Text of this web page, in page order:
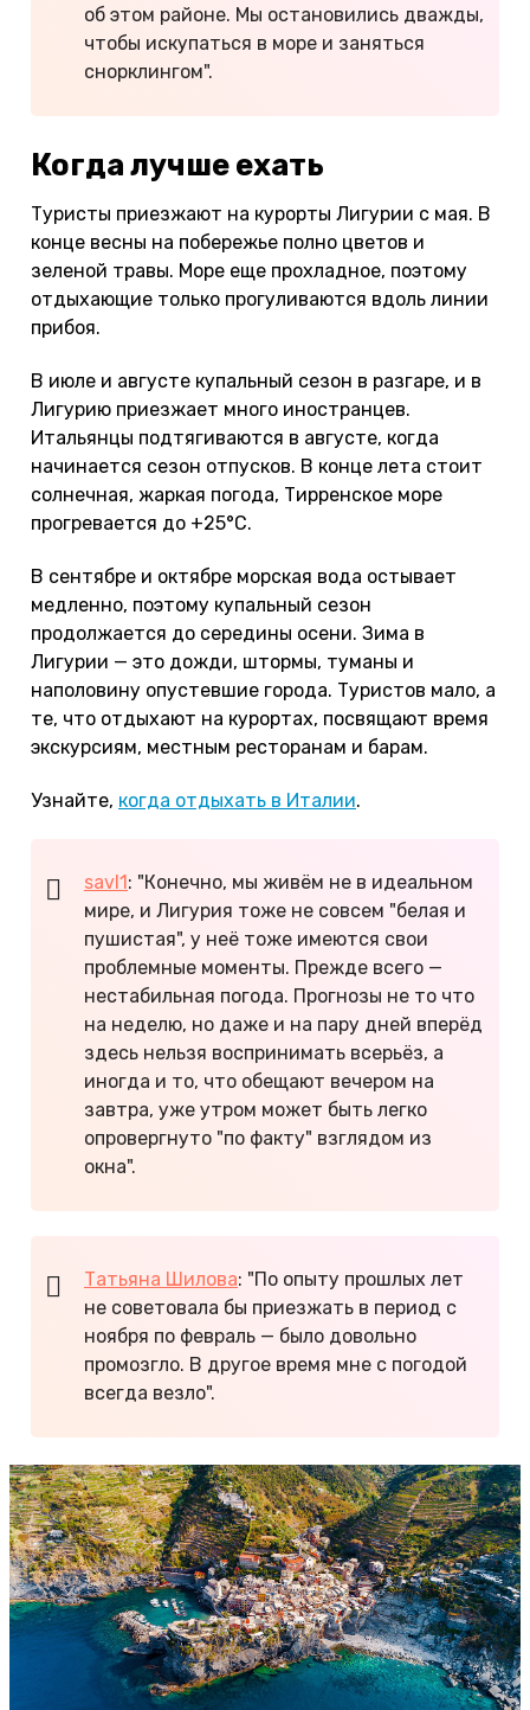
об этом районе. Мы остановились дважды,
чтобы искупаться в море и заняться
снорклингом".
Когда лучше ехать
Туристы приезжают на курорты Лигурии с мая. В
конце весны на побережье полно цветов и
зеленой травы. Море еще прохладное, поэтому
отдыхающие только прогуливаются вдоль линии
прибоя.
В июле и августе купальный сезон в разгаре, и в
Лигурию приезжает много иностранцев.
Итальянцы подтягиваются в августе, когда
начинается сезон отпусков. В конце лета стоит
солнечная, жаркая погода, Тирренское море
прогревается до +25°С.
В сентябре и октябре морская вода остывает
медленно, поэтому купальный сезон
продолжается до середины осени. Зима в
Лигурии — это дожди, штормы, туманы и
наполовину опустевшие города. Туристов мало, а
те, что отдыхают на курортах, посвящают время
экскурсиям, местным ресторанам и барам.
Узнайте, когда отдыхать в Италии.
savl1 : "Конечно, мы живём не в идеальном
мире, и Лигурия тоже не совсем "белая и
пушистая", у неё тоже имеются свои
проблемные моменты. Прежде всего —
нестабильная погода. Прогнозы не то что
на неделю, но даже и на пару дней вперёд
здесь нельзя воспринимать всерьёз, а
иногда и то, что обещают вечером на
завтра, уже утром может быть легко
опровергнуто "по факту" взглядом из
окна".
Татьяна Шилова: "По опыту прошлых лет
не советовала бы приезжать в период с
ноября по февраль — было довольно
промозгло. В другое время мне с погодой
всегда везло".